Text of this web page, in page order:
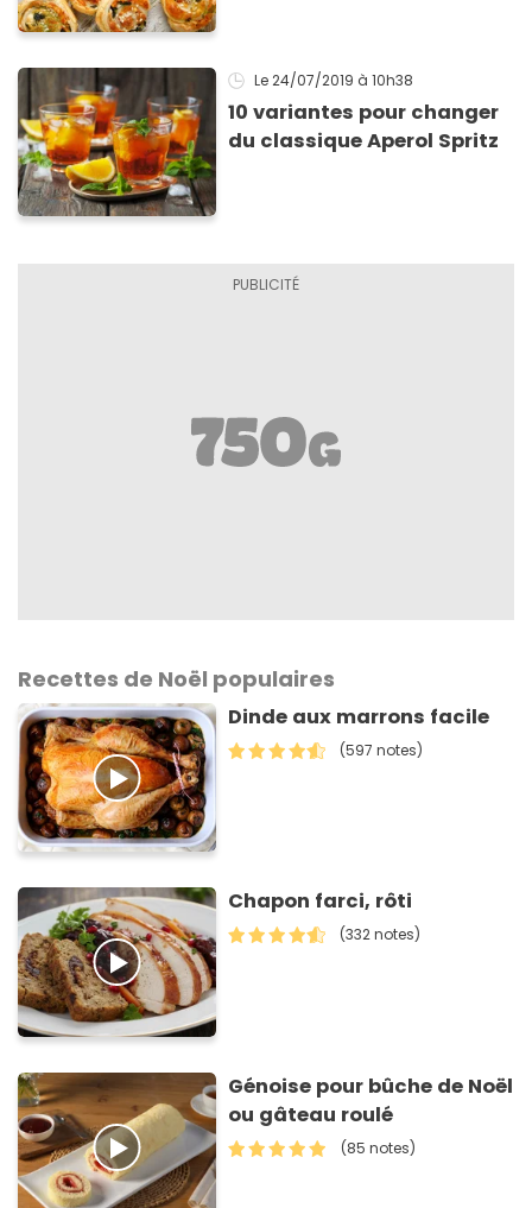
Le 24/07/2019 à 10h38
10 variantes pour changer
du classique Aperol Spritz
Recettes de Noël populaires
Dinde aux marrons facile
(597 notes)
Chapon farci, rôti
(332 notes)
Génoise pour bûche de Noël
ou gâteau roulé
(85 notes)